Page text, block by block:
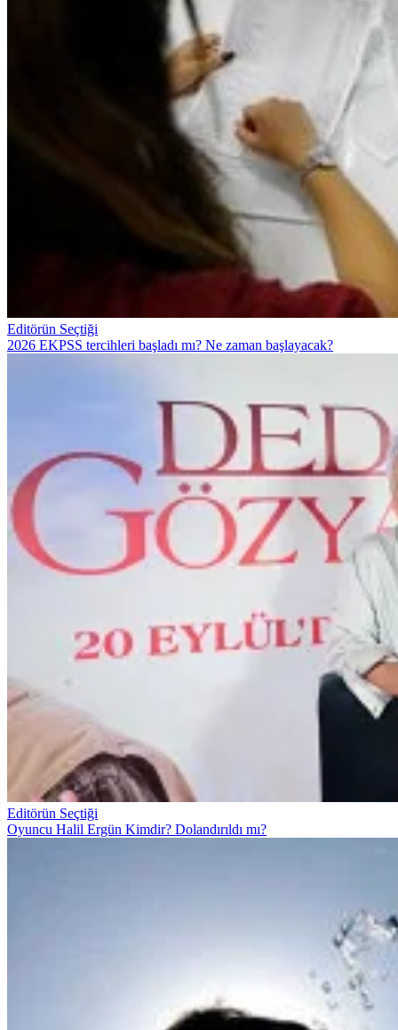
Editörün Seçtiği
2026 EKPSS tercihleri başladı mı? Ne zaman başlayacak?
Editörün Seçtiği
Oyuncu Halil Ergün Kimdir? Dolandırıldı mı?